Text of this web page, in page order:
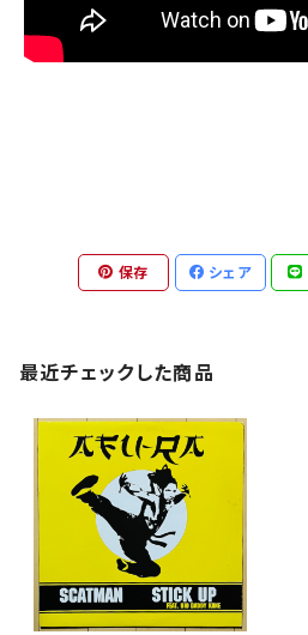
保存 シェア
最近チェックした商品